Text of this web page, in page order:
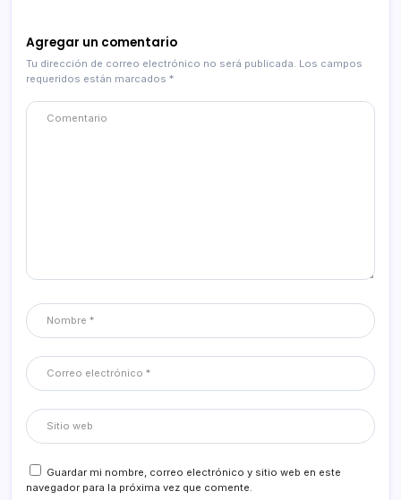
Agregar un comentario
Tu dirección de correo electrónico no será publicada. Los campos
requeridos están marcados *
Guardar mi nombre, correo electrónico y sitio web en este
navegador para la próxima vez que comente.